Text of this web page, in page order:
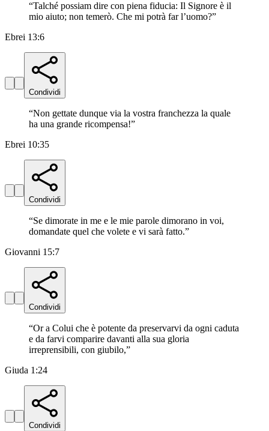
“Talché possiam dire con piena fiducia: Il Signore è il
mio aiuto; non temerò. Che mi potrà far l’uomo?”
Ebrei 13:6
Condividi
“Non gettate dunque via la vostra franchezza la quale
ha una grande ricompensa!”
Ebrei 10:35
Condividi
“Se dimorate in me e le mie parole dimorano in voi,
domandate quel che volete e vi sarà fatto.”
Giovanni 15:7
Condividi
“Or a Colui che è potente da preservarvi da ogni caduta
e da farvi comparire davanti alla sua gloria
irreprensibili, con giubilo,”
Giuda 1:24
Condividi